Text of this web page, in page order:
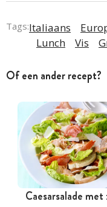
Tags:Italiaans
Lunch
Vis
Of een ander recept?
Caesarsalade met